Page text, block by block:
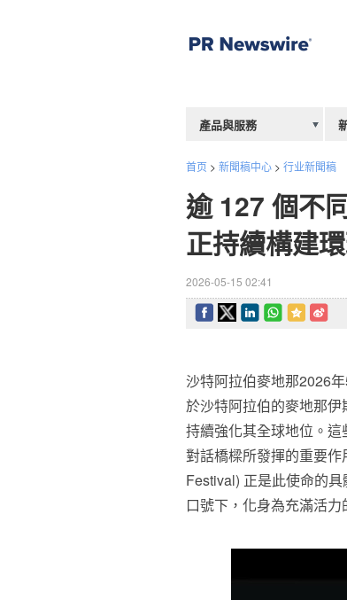
首页> 新聞稿中心> 行业新聞稿
逾 127 個不
正持續構建
2026-05-15 02:41
沙特阿拉伯麥地那2026
於沙特阿拉伯的麥地那伊
持續強化其全球地位。
對話橋樑所發揮的重要
Festival) 正是此使命的
口號下，化身為充滿活
產品與服務